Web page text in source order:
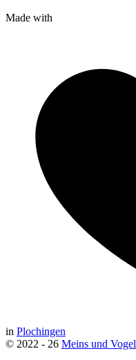
Made with
in Plochingen
© 2022 - 26 Meins und Vogel